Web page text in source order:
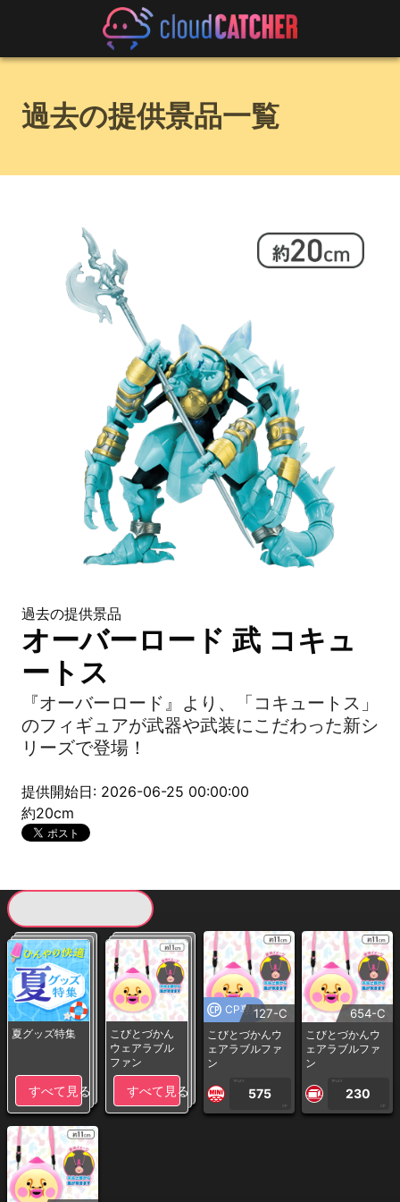
過去の提供景品一覧
過去の提供景品
オーバーロード 武 コキュ
ートス
『オーバーロード』より、「コキュートス」
のフィギュアが武器や武装にこだわった新シ
リーズで登場！
提供開始日: 2026-06-25 00:00:00
約20cm
夏グッズ特集
すべて見る
こびとづかん
ウェアラブル
ファン
すべて見る
CP専用127-C
こびとづかんウ
ェアラブルファ
ン
1PLAY
575
CP
654-C
こびとづかんウ
ェアラブルファ
ン
1PLAY
230
CP